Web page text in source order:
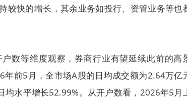
较快的增长，其余业务如投行、资管业务等也
数等维度观察，券商行业有望延续此前的高
前5月，全市场A股的日均成交额为2.64万亿
均水平增长52.99%。从开户数看，2026年5月